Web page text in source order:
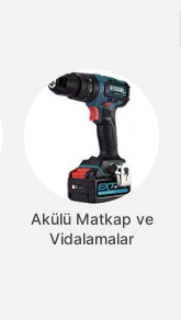
Akülü Matkap ve
Vidalamalar